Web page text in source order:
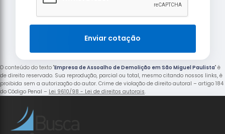
Enviar cotação
O conteúdo do texto "Empresa de Assoalho de Demolição em São Miguel Paulista" é
de direito reservado. Sua reprodução, parcial ou total, mesmo citando nossos links, é
proibida sem a autorização do autor. Crime de violação de direito autoral – artigo 184
do Código Penal – Lei 9610/98 - Lei de direitos autorais.